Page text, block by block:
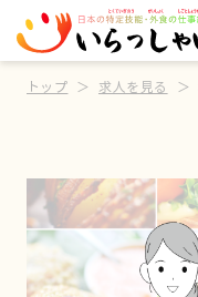
トップ 求人を見る